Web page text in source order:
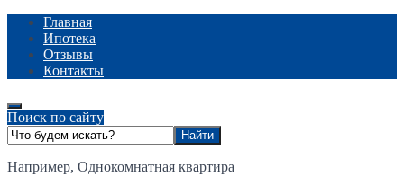
Главная
Ипотека
Отзывы
Контакты
Поиск по сайту
Например, Однокомнатная квартира